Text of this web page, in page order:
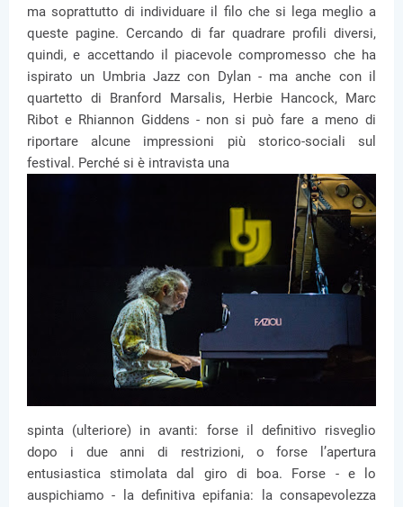
ma soprattutto di individuare il filo che si lega meglio a
queste pagine. Cercando di far quadrare profili diversi,
quindi, e accettando il piacevole compromesso che ha
ispirato un Umbria Jazz con Dylan - ma anche con il
quartetto di Branford Marsalis, Herbie Hancock, Marc
Ribot e Rhiannon Giddens - non si può fare a meno di
riportare alcune impressioni più storico-sociali sul
festival. Perché si è intravista una
spinta (ulteriore) in avanti: forse il definitivo risveglio
dopo i due anni di restrizioni, o forse l’apertura
entusiastica stimolata dal giro di boa. Forse - e lo
auspichiamo - la definitiva epifania: la consapevolezza